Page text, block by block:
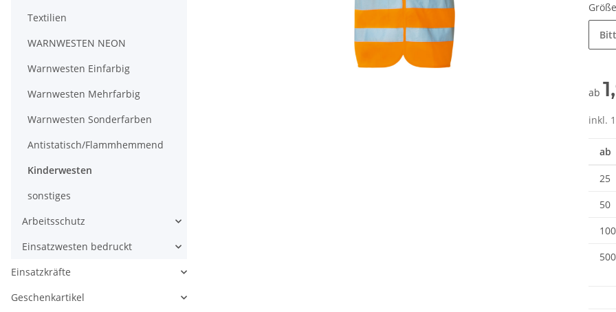
Größe
ab
inkl.
ab
25
50
100
500
Textilien
WARNWESTEN NEON
Warnwesten Einfarbig
Warnwesten Mehrfarbig
Warnwesten Sonderfarben
Antistatisch/Flammhemmend
Kinderwesten
sonstiges
Arbeitsschutz
Einsatzwesten bedruckt
Einsatzkräfte
Geschenkartikel